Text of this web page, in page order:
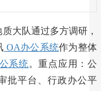
大队通过多方调研，
OA办公系统作为整体
系统。重点应用：公
批平台、行政办公平